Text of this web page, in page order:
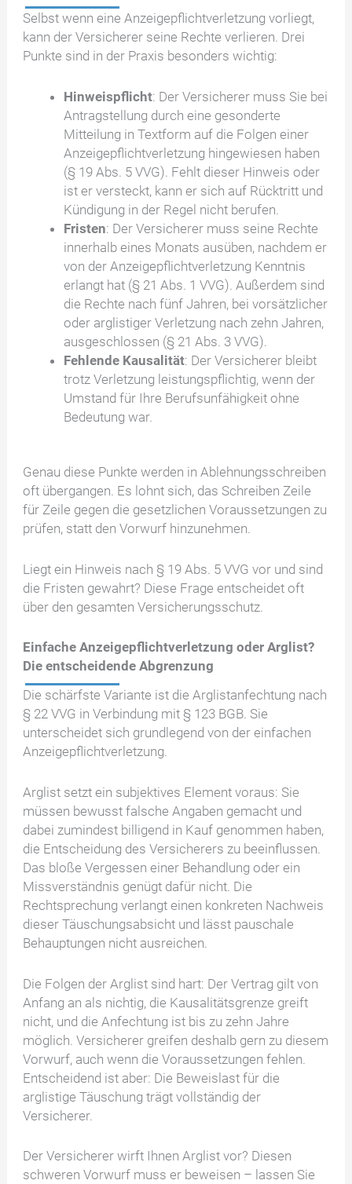
Selbst wenn eine Anzeigepflichtverletzung vorliegt,
kann der Versicherer seine Rechte verlieren. Drei
Punkte sind in der Praxis besonders wichtig:
Hinweispflicht: Der Versicherer muss Sie bei
Antragstellung durch eine gesonderte
Mitteilung in Textform auf die Folgen einer
Anzeigepflichtverletzung hingewiesen haben
(§ 19 Abs. 5 VVG). Fehlt dieser Hinweis oder
ist er versteckt, kann er sich auf Rücktritt und
Kündigung in der Regel nicht berufen.
Fristen: Der Versicherer muss seine Rechte
innerhalb eines Monats ausüben, nachdem er
von der Anzeigepflichtverletzung Kenntnis
erlangt hat (§ 21 Abs. 1 VVG). Außerdem sind
die Rechte nach fünf Jahren, bei vorsätzlicher
oder arglistiger Verletzung nach zehn Jahren,
ausgeschlossen (§ 21 Abs. 3 VVG).
Fehlende Kausalität: Der Versicherer bleibt
trotz Verletzung leistungspflichtig, wenn der
Umstand für Ihre Berufsunfähigkeit ohne
Bedeutung war.
Genau diese Punkte werden in Ablehnungsschreiben
oft übergangen. Es lohnt sich, das Schreiben Zeile
für Zeile gegen die gesetzlichen Voraussetzungen zu
prüfen, statt den Vorwurf hinzunehmen.
Liegt ein Hinweis nach § 19 Abs. 5 VVG vor und sind
die Fristen gewahrt? Diese Frage entscheidet oft
über den gesamten Versicherungsschutz.
Einfache Anzeigepflichtverletzung oder Arglist?
Die entscheidende Abgrenzung
Die schärfste Variante ist die Arglistanfechtung nach
§ 22 VVG in Verbindung mit § 123 BGB. Sie
unterscheidet sich grundlegend von der einfachen
Anzeigepflichtverletzung.
Arglist setzt ein subjektives Element voraus: Sie
müssen bewusst falsche Angaben gemacht und
dabei zumindest billigend in Kauf genommen haben,
die Entscheidung des Versicherers zu beeinflussen.
Das bloße Vergessen einer Behandlung oder ein
Missverständnis genügt dafür nicht. Die
Rechtsprechung verlangt einen konkreten Nachweis
dieser Täuschungsabsicht und lässt pauschale
Behauptungen nicht ausreichen.
Die Folgen der Arglist sind hart: Der Vertrag gilt von
Anfang an als nichtig, die Kausalitätsgrenze greift
nicht, und die Anfechtung ist bis zu zehn Jahre
möglich. Versicherer greifen deshalb gern zu diesem
Vorwurf, auch wenn die Voraussetzungen fehlen.
Entscheidend ist aber: Die Beweislast für die
arglistige Täuschung trägt vollständig der
Versicherer.
Der Versicherer wirft Ihnen Arglist vor? Diesen
schweren Vorwurf muss er beweisen – lassen Sie